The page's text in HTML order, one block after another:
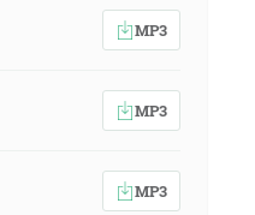
MP3
MP3
MP3